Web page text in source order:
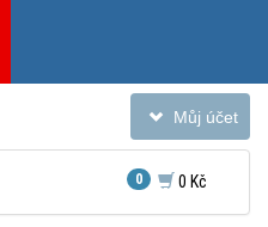
Toggle
navigation
Můj účet
0 0 Kč